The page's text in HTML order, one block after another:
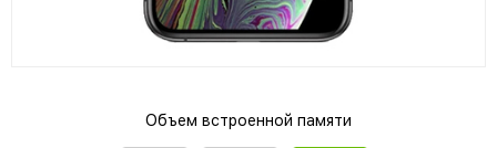
Объем встроенной памяти